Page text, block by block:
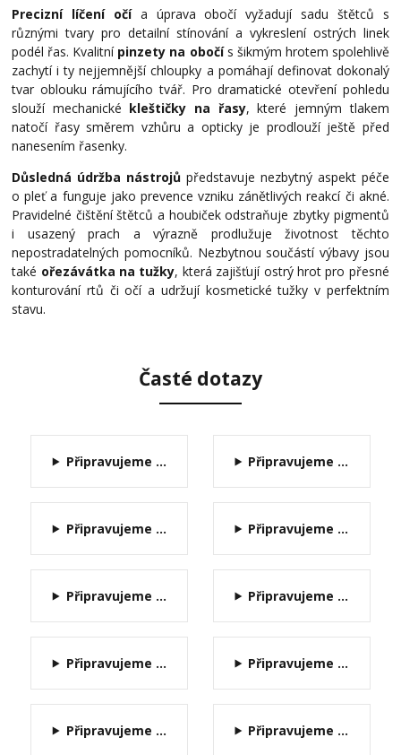
Precizní líčení očía úprava obočí vyžadují sadu štětců s
různými tvary pro detailní stínování a vykreslení ostrých linek
podél řas. Kvalitní pinzety na obočís šikmým hrotem spolehlivě
zachytí i ty nejjemnější chloupky a pomáhají definovat dokonalý
tvar oblouku rámujícího tvář. Pro dramatické otevření pohledu
slouží mechanické kleštičky na řasy, které jemným tlakem
natočí řasy směrem vzhůru a opticky je prodlouží ještě před
nanesením řasenky.
Důsledná údržba nástrojů představuje nezbytný aspekt péče
o pleť a funguje jako prevence vzniku zánětlivých reakcí či akné.
Pravidelné čištění štětců a houbiček odstraňuje zbytky pigmentů
i usazený prach a výrazně prodlužuje životnost těchto
nepostradatelných pomocníků. Nezbytnou součástí výbavy jsou
také ořezávátka na tužky, která zajišťují ostrý hrot pro přesné
konturování rtů či očí a udržují kosmetické tužky v perfektním
stavu.
Časté dotazy
Připravujeme ...
Připravujeme ...
Připravujeme ...
Připravujeme ...
Připravujeme ...
Připravujeme ...
Připravujeme ...
Připravujeme ...
Připravujeme ...
Připravujeme ...